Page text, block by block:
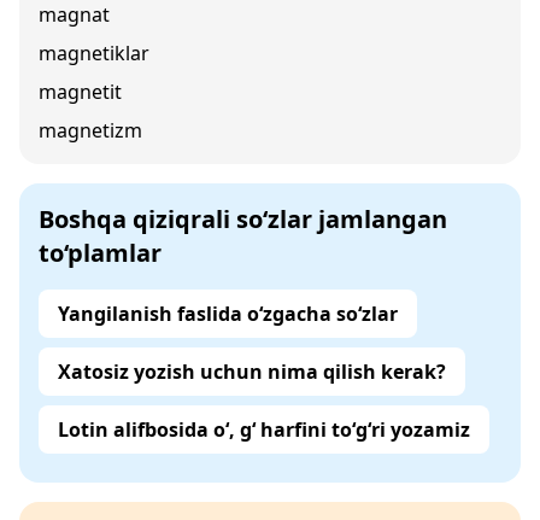
magnat
magnetiklar
magnetit
magnetizm
Boshqa qiziqrali so‘zlar jamlangan
to‘plamlar
Yangilanish faslida o‘zgacha so‘zlar
Xatosiz yozish uchun nima qilish kerak?
Lotin alifbosida o‘, g‘ harfini to‘g‘ri yozamiz